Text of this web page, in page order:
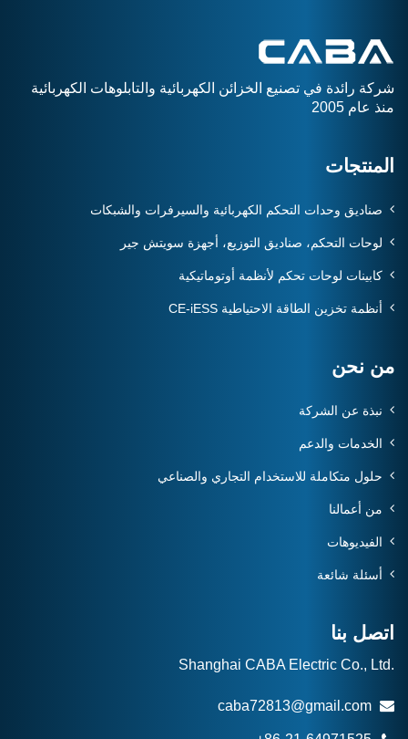
شركة رائدة في تصنيع الخزائن الكهربائية والتابلوهات الكهربائية
منذ عام 2005
المنتجات
صناديق وحدات التحكم الكهربائية والسيرفرات والشبكات
لوحات التحكم، صناديق التوزيع، أجهزة سويتش جير
كابينات لوحات تحكم لأنظمة أوتوماتيكية
أنظمة تخزين الطاقة الاحتياطية CE-iESS
من نحن
نبذة عن الشركة
الخدمات والدعم
حلول متكاملة للاستخدام التجاري والصناعي
من أعمالنا
الفيديوهات
أسئلة شائعة
اتصل بنا
Shanghai CABA Electric Co., Ltd.
caba72813@gmail.com